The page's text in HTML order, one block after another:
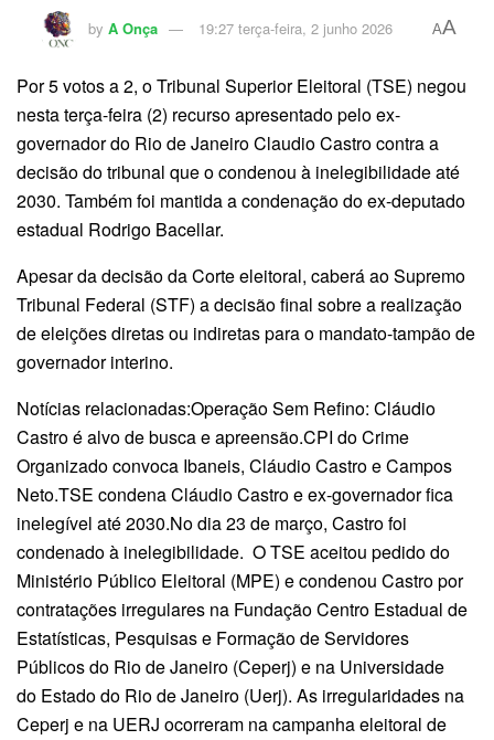
by A Onça 19:27 terça-feira, 2 junho 2026 AA
Por 5 votos a 2, o Tribunal Superior Eleitoral (TSE) negou
nesta terça-feira (2) recurso apresentado pelo ex-
governador do Rio de Janeiro Claudio Castro contra a
decisão do tribunal que o condenou à inelegibilidade até
2030. Também foi mantida a condenação do ex-deputado
estadual Rodrigo Bacellar.
Apesar da decisão da Corte eleitoral, caberá ao Supremo
Tribunal Federal (STF) a decisão final sobre a realização
de eleições diretas ou indiretas para o mandato-tampão de
governador interino.
Notícias relacionadas:Operação Sem Refino: Cláudio
Castro é alvo de busca e apreensão.CPI do Crime
Organizado convoca Ibaneis, Cláudio Castro e Campos
Neto.TSE condena Cláudio Castro e ex-governador fica
inelegível até 2030.No dia 23 de março, Castro foi
condenado à inelegibilidade. O TSE aceitou pedido do
Ministério Público Eleitoral (MPE) e condenou Castro por
contratações irregulares na Fundação Centro Estadual de
Estatísticas, Pesquisas e Formação de Servidores
Públicos do Rio de Janeiro (Ceperj) e na Universidade
do Estado do Rio de Janeiro (Uerj). As irregularidades na
Ceperj e na UERJ ocorreram na campanha eleitoral de